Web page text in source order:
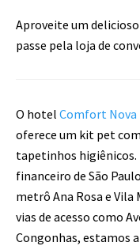
Aproveite um
passe pela loja de
O hotel Comfort Nova
oferece um kit pet
tapetinhos higiênicos.
financeiro de São
metrô Ana Rosa e Vila
vias de acesso como
Congonhas, estamos